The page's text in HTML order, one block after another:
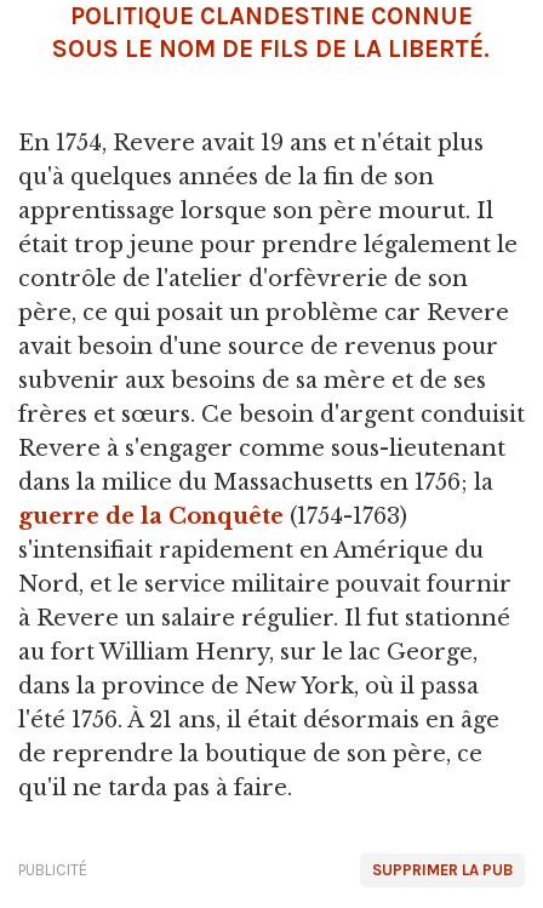
POLITIQUE CLANDESTINE CONNUE
SOUS LE NOM DE FILS DE LA LIBERTÉ.
En 1754, Revere avait 19 ans et n'était plus
qu'à quelques années de la fin de son
apprentissage lorsque son père mourut. Il
était trop jeune pour prendre légalement le
contrôle de l'atelier d'orfèvrerie de son
père, ce qui posait un problème car Revere
avait besoin d'une source de revenus pour
subvenir aux besoins de sa mère et de ses
frères et sœurs. Ce besoin d'argent conduisit
Revere à s'engager comme sous-lieutenant
dans la milice du Massachusetts en 1756; la
guerre de la Conquête (1754-1763)
s'intensifiait rapidement en Amérique du
Nord, et le service militaire pouvait fournir
à Revere un salaire régulier. Il fut stationné
au fort William Henry, sur le lac George,
dans la province de New York, où il passa
l'été 1756. À 21 ans, il était désormais en âge
de reprendre la boutique de son père, ce
qu'il ne tarda pas à faire.
SUPPRIMER LA PUB
PUBLICITÉ